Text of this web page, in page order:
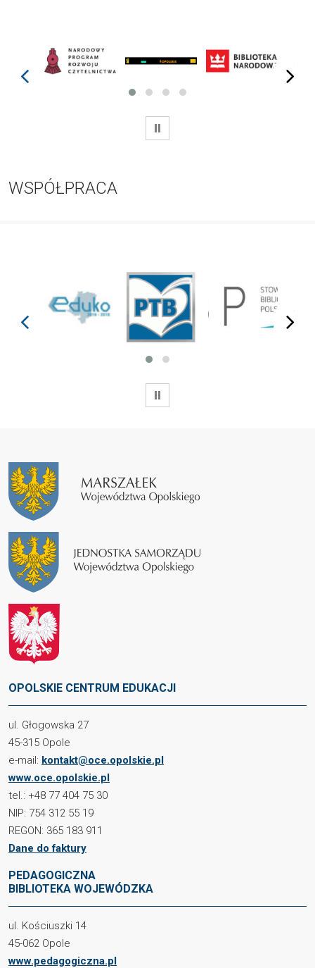
prev next
WSTRZYMAJ
WSPÓŁPRACA
next
WSTRZYMAJ
OPOLSKIE CENTRUM EDUKACJI
ul. Głogowska 27
45-315 Opole
e-mail: kontakt@oce.opolskie.pl
www.oce.opolskie.pl
tel.: +48 77 404 75 30
NIP: 754 312 55 19
REGON: 365 183 911
Dane do faktury
PEDAGOGICZNA
BIBLIOTEKA WOJEWÓDZKA
ul. Kościuszki 14
45-062 Opole
www.pedagogiczna.pl